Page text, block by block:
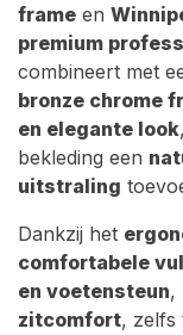
frame en
premium
combineert met
bronze chrome
en elegante look
bekleding een
uitstraling
Dankzij het
comfortabele
en voetensteun,
zitcomfort, zelfs